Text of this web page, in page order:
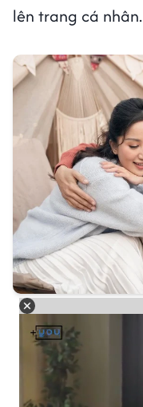
lên trang cá nhân.